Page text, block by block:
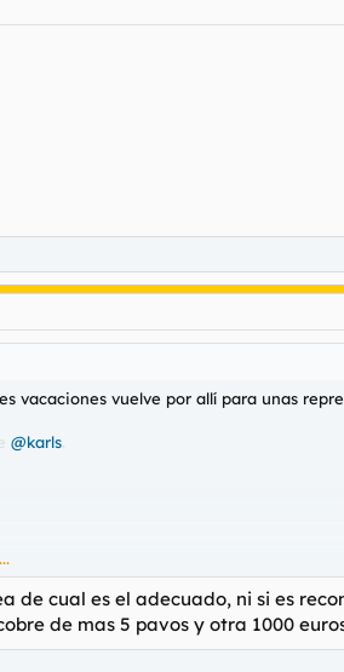
vacaciones vuelve por allí para unas
@karls
pagar con tarjeta. Podías pagar sin
de cual es el adecuado, ni si es
de mas 5 pavos y otra 1000